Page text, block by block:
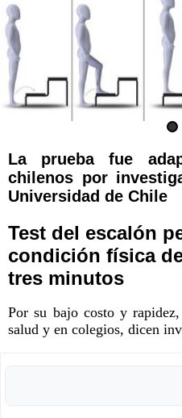
La prueba fue
chilenos por
Universidad de Chile
Test del escalón
condición física
tres minutos
Por su bajo costo y
salud y en colegios, dicen